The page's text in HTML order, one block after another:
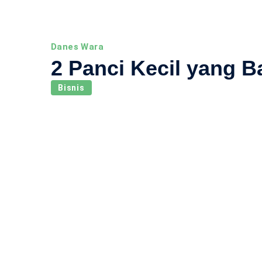
Danes Wara
2 Panci Kecil yang
Bisnis